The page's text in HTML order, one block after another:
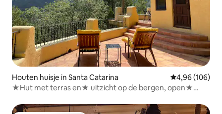
Houten huisje in Santa Catarina Gemiddelde
4,96 (106)
★Hut met terras en★ uitzicht op de bergen, open★